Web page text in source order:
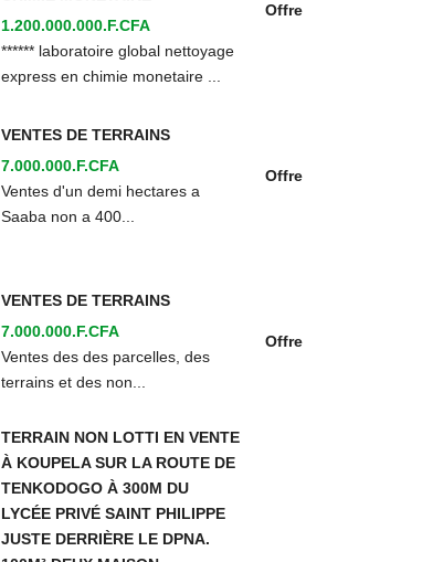
1.200.000.000.F.CFA
****** laboratoire global nettoyage
express en chimie monetaire ...
Offre
VENTES DE TERRAINS
7.000.000.F.CFA
Ventes d'un demi hectares a
Saaba non a 400...
Offre
VENTES DE TERRAINS
7.000.000.F.CFA
Ventes des des parcelles, des
terrains et des non...
Offre
TERRAIN NON LOTTI EN VENTE
À KOUPELA SUR LA ROUTE DE
TENKODOGO À 300M DU
LYCÉE PRIVÉ SAINT PHILIPPE
JUSTE DERRIÈRE LE DPNA.